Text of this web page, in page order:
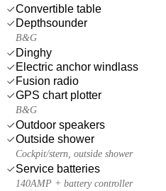
Convertible table
Depthsounder
B&G
Dinghy
Electric anchor windlass
Fusion radio
GPS chart plotter
B&G
Outdoor speakers
Outside shower
Cockpit/stern, outside shower
Service batteries
140AMP + battery controller